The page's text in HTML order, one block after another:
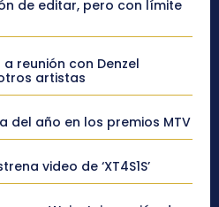
de editar, pero con límite
reunión con Denzel
artistas
del año en los premios MTV
video de ‘XT4S1S’